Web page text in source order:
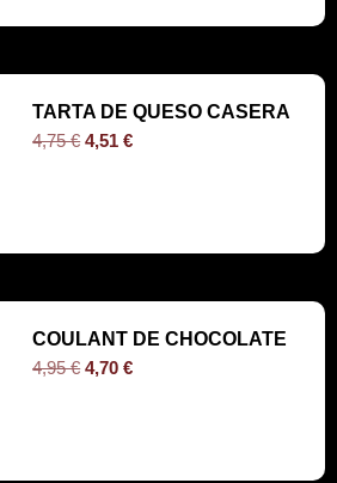
TARTA DE QUESO CASERA
4,75€ 4,51€
COULANT DE CHOCOLATE
4,95€ 4,70€